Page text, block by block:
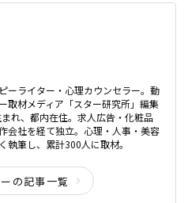
ーライター・心理カウンセラー。動
取材メディア「スター研究所」編集
れ、都内在住。求人広告・化粧品
会社を経て独立。心理・人事・美容
執筆し、累計300人に取材。
の記事一覧